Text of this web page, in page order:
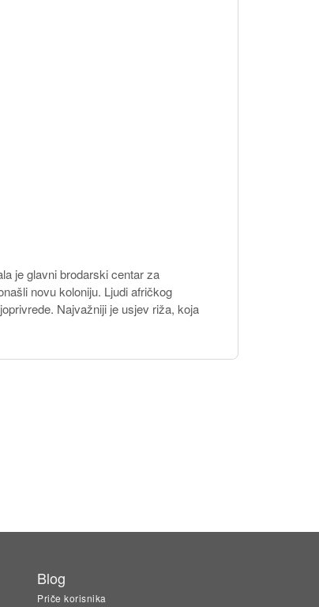
je glavni brodarski centar za
novu koloniju. Ljudi afričkog
Najvažniji je usjev riža, koja
Blog
Priče korisnika